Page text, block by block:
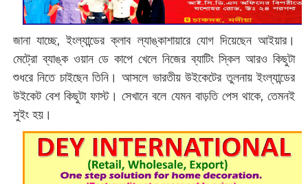
জানা যাচ্ছে, ইংল্যান্ডের ক্লাব ল্যাঙ্কাশায়ারে যোগ দিয়েছেন আইয়ার।
মেট্রো ব্যাঙ্ক ওয়ান ডে কাপে খেলে নিজের ব্যাটিং স্কিল আরও কিছুটা
শুধরে নিতে চাইছেন তিনি। আসলে ভারতীয় উইকেটের তুলনায় ইংল্যান্ডের
উইকেট বেশ কিছুটা ফাস্ট। সেখানে বলে যেমন বাড়তি পেস থাকে, তেমনই
সুইং হয়।